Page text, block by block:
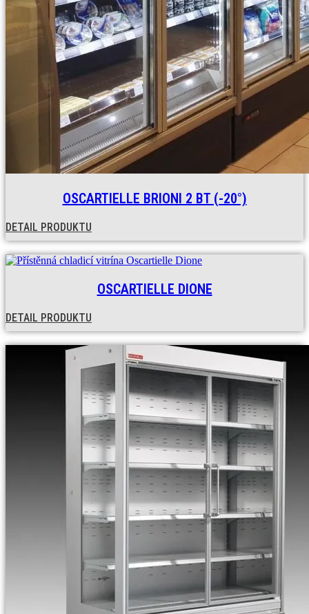
OSCARTIELLE BRIONI 2 BT (-20°)
DETAIL PRODUKTU
OSCARTIELLE DIONE
DETAIL PRODUKTU